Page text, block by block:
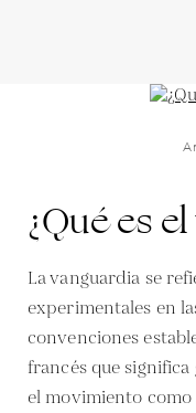
¿Qué es
La vanguardia se
experimentales en
convenciones
francés que
el movimiento